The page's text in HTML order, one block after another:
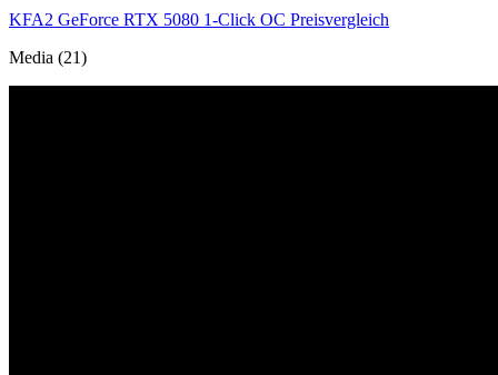
KFA2 GeForce RTX 5080 1-Click OC Preisvergleich
Media (21)